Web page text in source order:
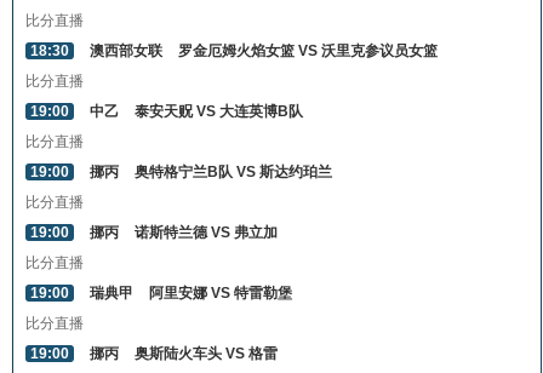
比分直播
18:30
澳西部女联
罗金厄姆火焰女篮 VS 沃里克参议员女篮
比分直播
19:00
中乙
泰安天贶 VS 大连英博B队
比分直播
19:00
挪丙
奥特格宁兰B队 VS 斯达约珀兰
比分直播
19:00
挪丙
诺斯特兰德 VS 弗立加
比分直播
19:00
瑞典甲
阿里安娜 VS 特雷勒堡
比分直播
19:00
挪丙
奥斯陆火车头 VS 格雷